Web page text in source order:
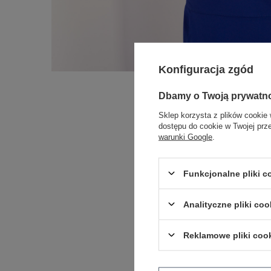
Konfiguracja zgód
Dbamy o Twoją
Sklep korzysta z plików cookie
dostępu do cookie w Twojej
warunki Google
Funkcjonalne pliki
Analityczne pliki
Reklamowe pliki